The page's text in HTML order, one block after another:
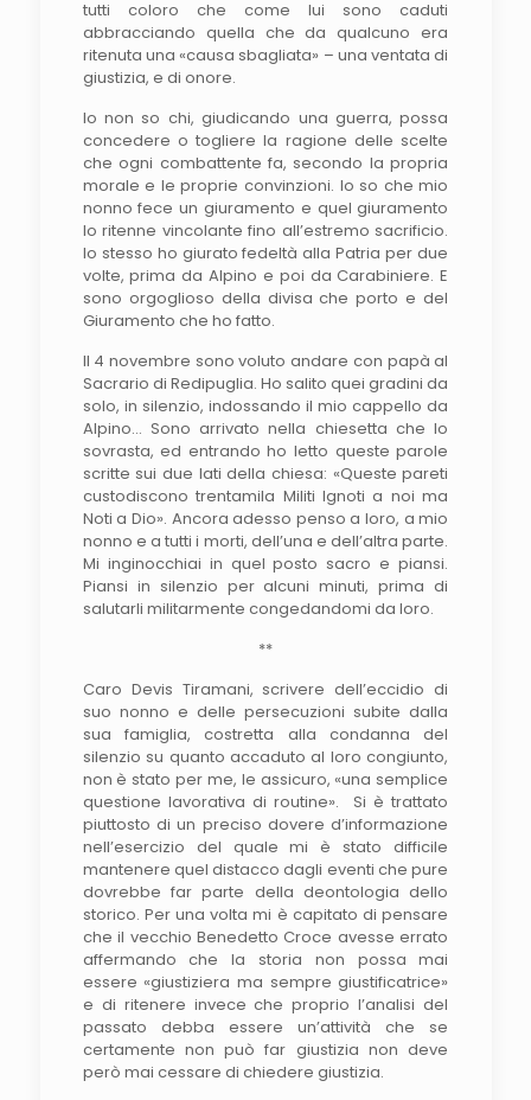
tutti coloro che come lui sono caduti
abbracciando quella che da qualcuno era
ritenuta una «causa sbagliata» – una ventata di
giustizia, e di onore.
Io non so chi, giudicando una guerra, possa
concedere o togliere la ragione delle scelte
che ogni combattente fa, secondo la propria
morale e le proprie convinzioni. Io so che mio
nonno fece un giuramento e quel giuramento
lo ritenne vincolante fino all’estremo sacrificio.
Io stesso ho giurato fedeltà alla Patria per due
volte, prima da Alpino e poi da Carabiniere. E
sono orgoglioso della divisa che porto e del
Giuramento che ho fatto.
Il 4 novembre sono voluto andare con papà al
Sacrario di Redipuglia. Ho salito quei gradini da
solo, in silenzio, indossando il mio cappello da
Alpino… Sono arrivato nella chiesetta che lo
sovrasta, ed entrando ho letto queste parole
scritte sui due lati della chiesa: «Queste pareti
custodiscono trentamila Militi Ignoti a noi ma
Noti a Dio». Ancora adesso penso a loro, a mio
nonno e a tutti i morti, dell’una e dell’altra parte.
Mi inginocchiai in quel posto sacro e piansi.
Piansi in silenzio per alcuni minuti, prima di
salutarli militarmente congedandomi da loro.
**
Caro Devis Tiramani, scrivere dell’eccidio di
suo nonno e delle persecuzioni subite dalla
sua famiglia, costretta alla condanna del
silenzio su quanto accaduto al loro congiunto,
non è stato per me, le assicuro, «una semplice
questione lavorativa di routine». Si è trattato
piuttosto di un preciso dovere d’informazione
nell’esercizio del quale mi è stato difficile
mantenere quel distacco dagli eventi che pure
dovrebbe far parte della deontologia dello
storico. Per una volta mi è capitato di pensare
che il vecchio Benedetto Croce avesse errato
affermando che la storia non possa mai
essere «giustiziera ma sempre giustificatrice»
e di ritenere invece che proprio l’analisi del
passato debba essere un’attività che se
certamente non può far giustizia non deve
però mai cessare di chiedere giustizia.